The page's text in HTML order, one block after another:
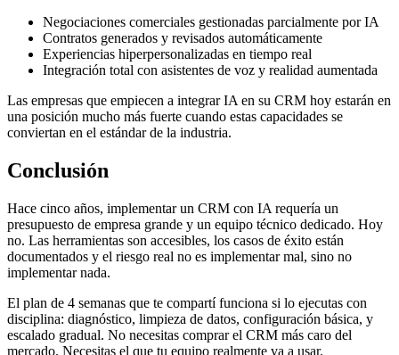
Negociaciones comerciales gestionadas parcialmente por IA
Contratos generados y revisados automáticamente
Experiencias hiperpersonalizadas en tiempo real
Integración total con asistentes de voz y realidad aumentada
Las empresas que empiecen a integrar IA en su CRM hoy estarán en
una posición mucho más fuerte cuando estas capacidades se
conviertan en el estándar de la industria.
Conclusión
Hace cinco años, implementar un CRM con IA requería un
presupuesto de empresa grande y un equipo técnico dedicado. Hoy
no. Las herramientas son accesibles, los casos de éxito están
documentados y el riesgo real no es implementar mal, sino no
implementar nada.
El plan de 4 semanas que te compartí funciona si lo ejecutas con
disciplina: diagnóstico, limpieza de datos, configuración básica, y
escalado gradual. No necesitas comprar el CRM más caro del
mercado. Necesitas el que tu equipo realmente va a usar.